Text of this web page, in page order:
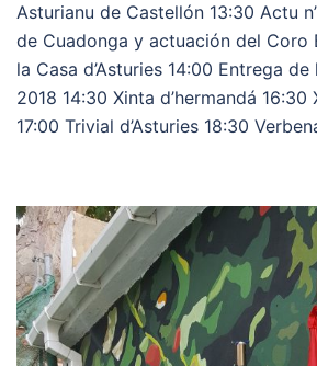
Asturianu de Castellón 13:30 Actu
de Cuadonga y actuación del Coro
la Casa d’Asturies 14:00 Entrega de
2018 14:30 Xinta d’hermandá 16:30
17:00 Trivial d’Asturies 18:30